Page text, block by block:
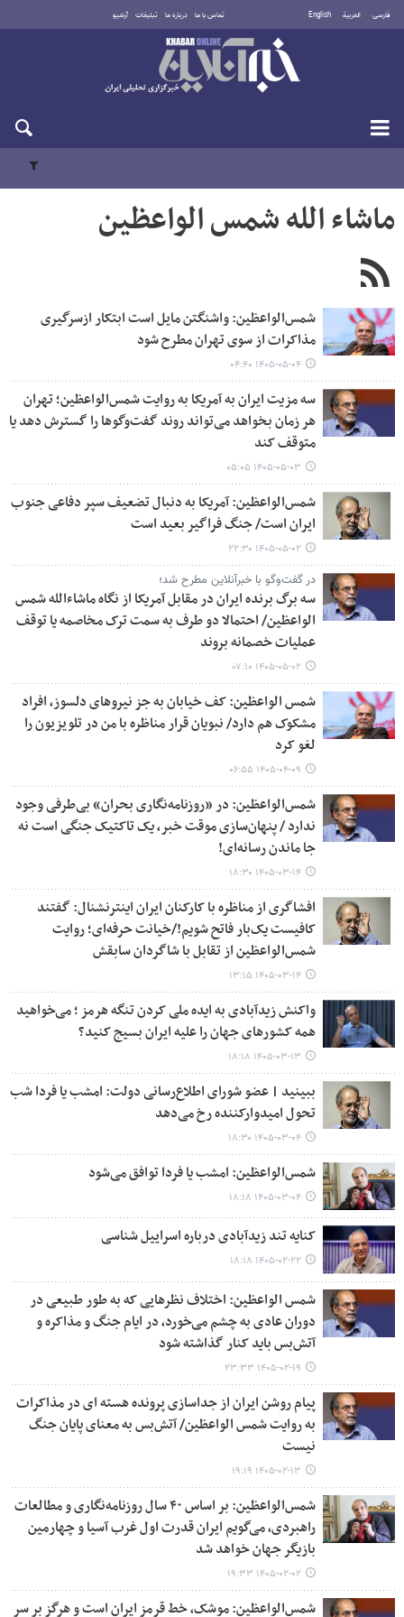
فارسی العربية English تماس با ما درباره ما تبلیغات آرشیو
یکشنبه ۱۸ مرداد ۱۴۰۵
ماشاء الله شمس الواعظین
شمس‌الواعظین: واشنگتن مایل است ابتکار ازسرگیری
مذاکرات از سوی تهران مطرح شود
۱۴۰۵-۰۵-۰۴ ۰۴:۴۰
سه مزیت ایران به آمریکا به روایت شمس‌الواعظین؛ تهران
هر زمان بخواهد می‌تواند روند گفت‌وگوها را گسترش دهد یا
متوقف کند
۱۴۰۵-۰۵-۰۳ ۰۵:۰۵
شمس‌الواعظین: آمریکا به دنبال تضعیف سپر دفاعی جنوب
ایران است/ جنگ فراگیر بعید است
۱۴۰۵-۰۵-۰۲ ۲۲:۳۰
در گفت‌وگو با خبرآنلاین مطرح شد؛
سه برگ برنده ایران در مقابل آمریکا از نگاه ماشاءالله شمس
الواعظین/ احتمالا دو طرف به سمت ترک مخاصمه یا توقف
عملیات خصمانه بروند
۱۴۰۵-۰۵-۰۲ ۰۷:۱۰
شمس الواعظین: کف خیابان به جز نیروهای دلسوز، افراد
مشکوک هم دارد/ نبویان قرار مناظره با من در تلویزیون را
لغو کرد
۱۴۰۵-۰۴-۰۹ ۰۶:۵۵
شمس‌الواعظین: در «روزنامه‌نگاری بحران» بی‌طرفی وجود
ندارد / پنهان‌سازی موقت خبر، یک تاکتیک جنگی است نه
جا ماندن رسانه‌ای!
۱۴۰۵-۰۳-۱۴ ۱۸:۳۰
افشاگری از مناظره با کارکنان ایران اینترنشنال: گفتند
کافیست یک‌بار فاتح شویم!/خیانت حرفه‌ای؛ روایت
شمس‌الواعظین از تقابل با شاگردان سابقش
۱۴۰۵-۰۳-۱۴ ۱۳:۱۵
واکنش زیدآبادی به ایده ملی کردن تنگه هرمز ؛ می‌خواهید
همه کشورهای جهان را علیه ایران بسیج کنید؟
۱۴۰۵-۰۳-۱۳ ۱۸:۱۸
ببینید | عضو شورای اطلاع‌رسانی دولت: امشب یا فردا شب
تحول امیدوارکننده رخ می‌دهد
۱۴۰۵-۰۳-۰۴ ۱۸:۳۰
شمس‌الواعظین: امشب یا فردا توافق می‌شود
۱۴۰۵-۰۳-۰۴ ۱۸:۱۸
کنایه تند زیدآبادی درباره اسراییل شناسی
۱۴۰۵-۰۲-۲۲ ۱۸:۱۸
شمس الواعظین: اختلاف نظرهایی که به‌ طور طبیعی در
دوران عادی به چشم می‌خورد، در ایام جنگ و مذاکره و
آتش‌بس باید کنار گذاشته شود
۱۴۰۵-۰۲-۱۹ ۲۳:۳۳
پیام روشن ایران از جداسازی پرونده هسته ای در مذاکرات
به روایت شمس الواعظین/ آتش‌بس به معنای پایان جنگ
نیست
۱۴۰۵-۰۲-۱۳ ۱۹:۱۹
شمس‌الواعظین: بر اساس ۴۰ سال روزنامه‌نگاری و مطالعات
راهبردی، می‌گویم ایران قدرت اول غرب آسیا و چهارمین
بازیگر جهان خواهد شد
۱۴۰۵-۰۲-۰۲ ۱۹:۳۳
شمس‌الواعظین: موشک، خط قرمز ایران است و هرگز بر سر